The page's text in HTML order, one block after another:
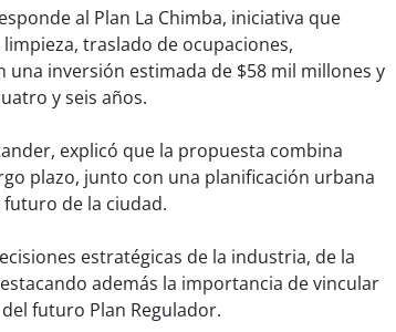
al Plan La Chimba, iniciativa que
traslado de ocupaciones,
inversión estimada de $58 mil millones y
y seis años.
explicó que la propuesta combina
plazo, junto con una planificación urbana
de la ciudad.
estratégicas de la industria, de la
además la importancia de vincular
futuro Plan Regulador.